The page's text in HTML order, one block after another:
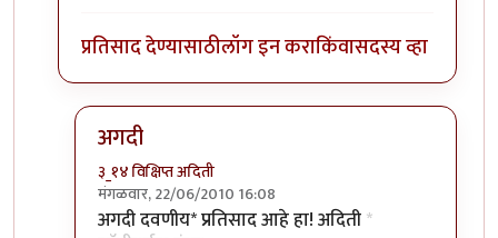
प्रतिसाद देण्यासाठीलॉग इन कराकिंवासदस्य व्हा
अगदी
३_१४ विक्षिप्त अदिती
मंगळवार, 22/06/2010 16:08
In reply toसौंदर्यफुbyNile
अगदी दवणीय* प्रतिसाद आहे हा! अदिती*